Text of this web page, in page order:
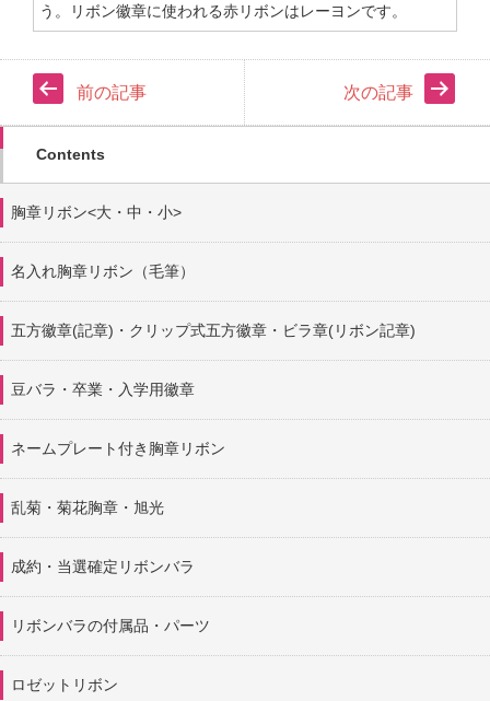
う。リボン徽章に使われる赤リボンはレーヨンです。
前の記事 次の記事
Contents
胸章リボン<大・中・小>
名入れ胸章リボン（毛筆）
五方徽章(記章)・ クリップ式五方徽章・ビラ章(リボン記章)
豆バラ・卒業・入学用徽章
ネームプレート付き胸章リボン
乱菊・菊花胸章・旭光
成約・当選確定リボンバラ
リボンバラの付属品・パーツ
ロゼットリボン